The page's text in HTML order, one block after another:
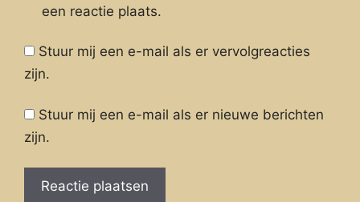
een reactie plaats.
Stuur mij een e-mail als er vervolgreacties
zijn.
Stuur mij een e-mail als er nieuwe berichten
zijn.